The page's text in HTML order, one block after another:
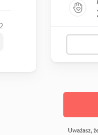
Uważasz,